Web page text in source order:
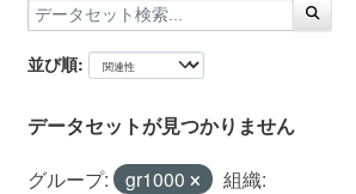
並び順
データセットが見つかりません
グループ: gr1000
組織: